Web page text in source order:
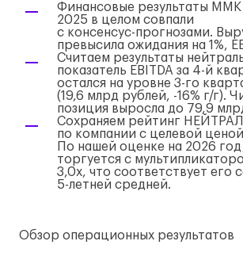
Финансовые результаты ММК
2025 в целом совпали
с консенсус-прогнозами.
превысила ожидания на 1%,
Считаем результаты
показатель EBITDA за 4-й
остался на уровне 3-го
(19,6 млрд рублей, -16% г/г).
позиция выросла до 79,9
Сохраняем рейтинг
по компании с целевой
По нашей оценке на 2026
торгуется с
3,0x, что соответствует его
5-летней средней.
Обзор операционных результатов